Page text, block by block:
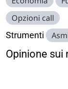
Opzioni call
Strumenti
Opinione sui